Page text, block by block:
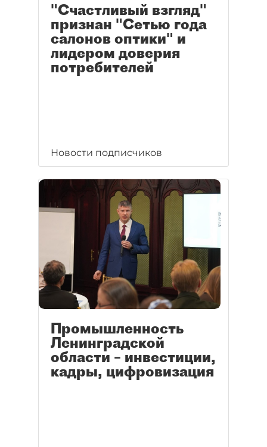
"Счастливый взгляд"
признан "Сетью года
салонов оптики" и
лидером доверия
потребителей
Новости подписчиков
Промышленность
Ленинградской
области – инвестиции,
кадры, цифровизация